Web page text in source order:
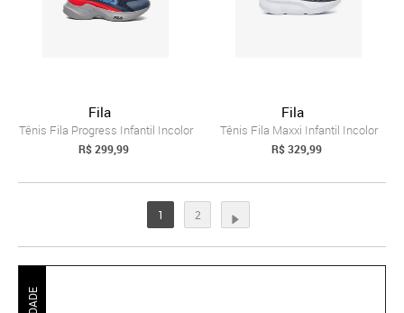
Fila
Tênis Fila Progress Infantil Incolor
R$ 299,99
Fila
Tênis Fila Maxxi Infantil Incolor
R$ 329,99
1 2